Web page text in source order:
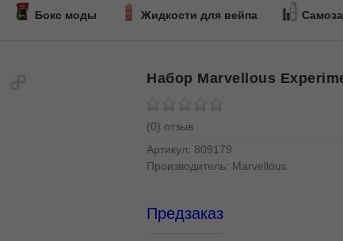
Бокс моды Жидкости для вейпа
Набор Marvellous
(0) отзыв
Артикул: 809179
Производитель: Marvellous
Предзаказ